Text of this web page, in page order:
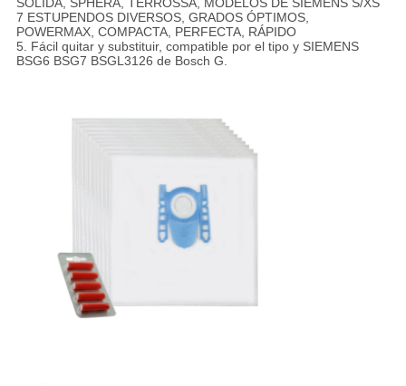
SOLIDA, SPHERA, TERROSSA, MODELOS DE SIEMENS S/XS
7 ESTUPENDOS DIVERSOS, GRADOS ÓPTIMOS,
POWERMAX, COMPACTA, PERFECTA, RÁPIDO
5. Fácil quitar y substituir, compatible por el tipo y SIEMENS
BSG6 BSG7 BSGL3126 de Bosch G.